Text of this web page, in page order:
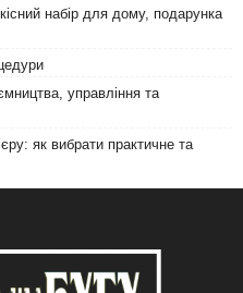
набір для дому, подарунка
управління та
як вибрати практичне та